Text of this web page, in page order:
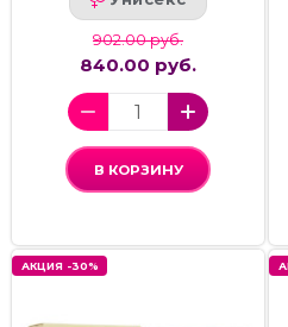
902.00 руб.
840.00 руб.
В КОРЗИНУ
АКЦИЯ -30%